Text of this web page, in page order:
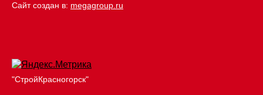
Сайт создан в: megagroup.ru
"СтройКрасногорск"